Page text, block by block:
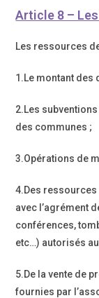
Article 8 –
Les ressources
1.Le montant des
2.Les
des communes ;
3.Opérations de
4.Des ressources
avec l’agrément
conférences,
etc…) autorisés
5.De la vente de
fournies par